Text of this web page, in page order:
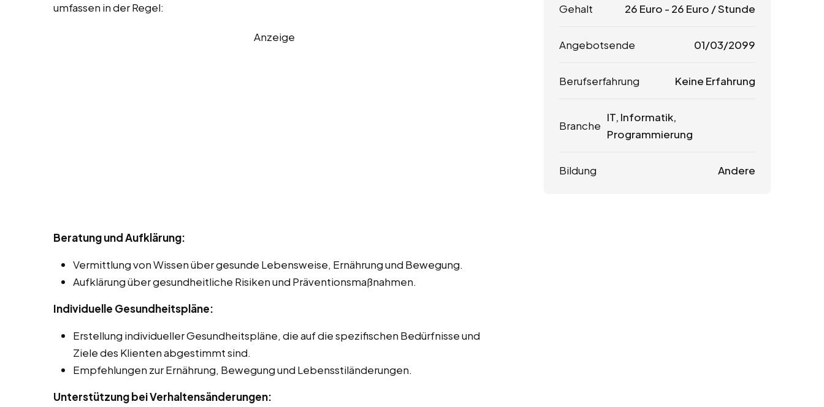
umfassen in der Regel:
Anzeige
Beratung und Aufklärung:
Vermittlung von Wissen über gesunde Lebensweise, Ernährung und Bewegung.
Aufklärung über gesundheitliche Risiken und Präventionsmaßnahmen.
Individuelle Gesundheitspläne:
Erstellung individueller Gesundheitspläne, die auf die spezifischen Bedürfnisse und
Ziele des Klienten abgestimmt sind.
Empfehlungen zur Ernährung, Bewegung und Lebensstiländerungen.
Unterstützung bei Verhaltensänderungen:
Gehalt 26 Euro - 26 Euro / Stunde
Angebotsende 01/03/2099
Berufserfahrung Keine Erfahrung
Branche
IT, Informatik,
Programmierung
Bildung Andere